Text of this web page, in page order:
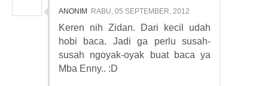
ANONIM RABU, 05 SEPTEMBER, 2012
Keren nih Zidan. Dari kecil udah
hobi baca. Jadi ga perlu susah-
susah ngoyak-oyak buat baca ya
Mba Enny.. :D